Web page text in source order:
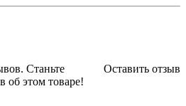
Оставить отзыв
Станьте
об этом товаре!